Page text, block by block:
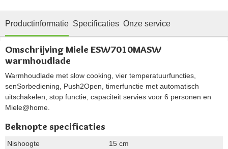
Productinformatie Specificaties Onze service
Omschrijving Miele ESW7010MASW
warmhoudlade
Warmhoudlade met slow cooking, vier temperatuurfuncties,
senSorbediening, Push2Open, timerfunctie met automatisch
uitschakelen, stop functie, capaciteit servies voor 6 personen en
Miele@home.
Beknopte specificaties
Nishoogte
15 cm